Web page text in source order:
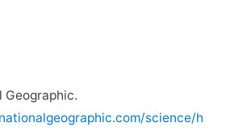
Geographic.
science/h